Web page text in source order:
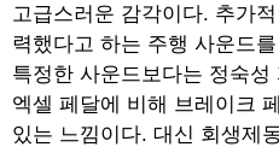
고급스러운 감각이다. 추가
력했다고 하는 주행 사운드
특정한 사운드보다는 정숙
엑셀 페달에 비해 브레이크
있는 느낌이다. 대신 회생제